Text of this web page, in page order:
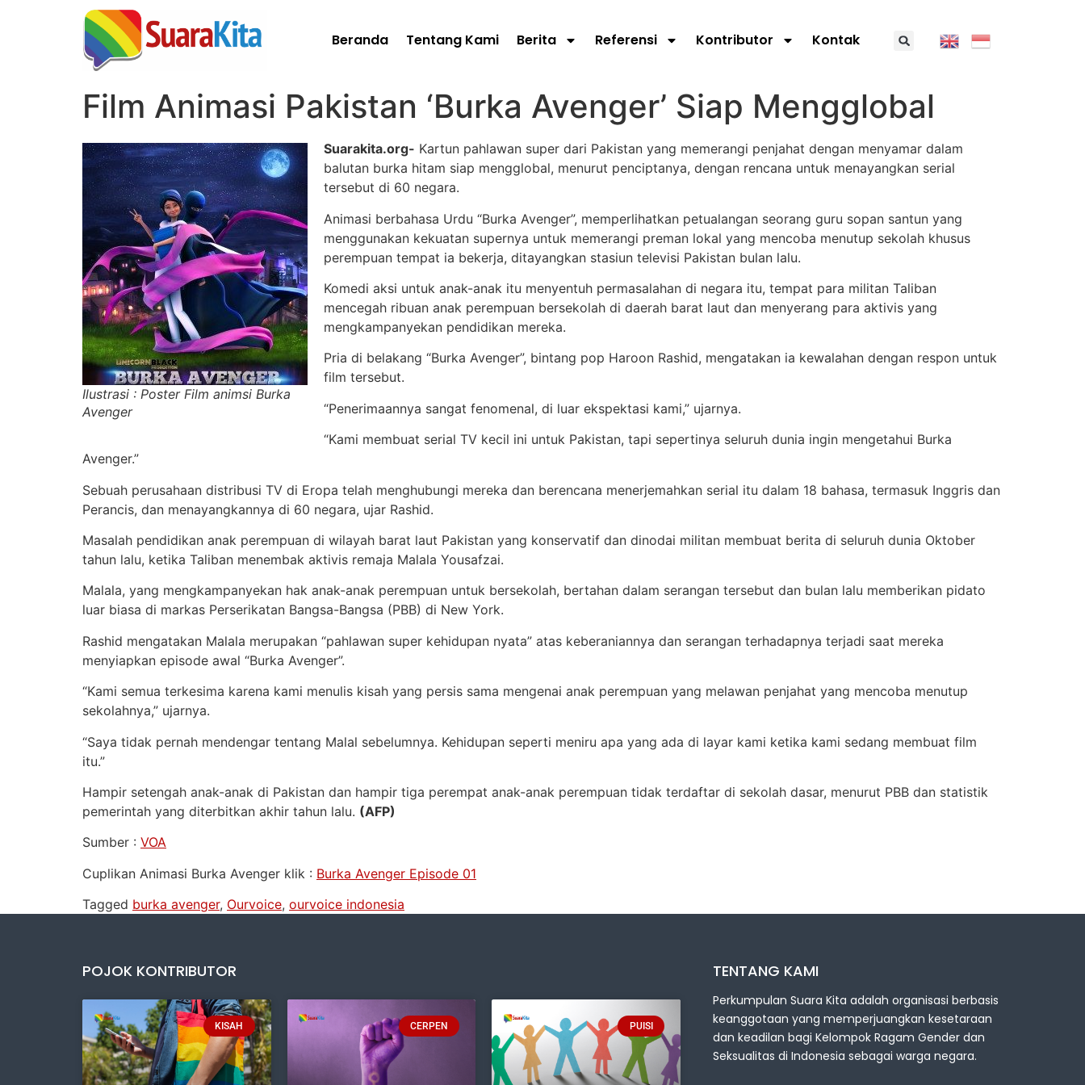
Beranda Tentang Kami Berita Referensi Kontributor Kontak
Film Animasi Pakistan ‘Burka Avenger’ Siap Mengglobal
Ilustrasi : Poster Film animsi Burka
Avenger
Suarakita.org- Kartun pahlawan super dari Pakistan yang memerangi penjahat dengan menyamar dalam
balutan burka hitam siap mengglobal, menurut penciptanya, dengan rencana untuk menayangkan serial
tersebut di 60 negara.
Animasi berbahasa Urdu “Burka Avenger”, memperlihatkan petualangan seorang guru sopan santun yang
menggunakan kekuatan supernya untuk memerangi preman lokal yang mencoba menutup sekolah khusus
perempuan tempat ia bekerja, ditayangkan stasiun televisi Pakistan bulan lalu.
Komedi aksi untuk anak-anak itu menyentuh permasalahan di negara itu, tempat para militan Taliban
mencegah ribuan anak perempuan bersekolah di daerah barat laut dan menyerang para aktivis yang
mengkampanyekan pendidikan mereka.
Pria di belakang “Burka Avenger”, bintang pop Haroon Rashid, mengatakan ia kewalahan dengan respon untuk
film tersebut.
“Penerimaannya sangat fenomenal, di luar ekspektasi kami,” ujarnya.
“Kami membuat serial TV kecil ini untuk Pakistan, tapi sepertinya seluruh dunia ingin mengetahui Burka
Avenger.”
Sebuah perusahaan distribusi TV di Eropa telah menghubungi mereka dan berencana menerjemahkan serial itu dalam 18 bahasa, termasuk Inggris dan
Perancis, dan menayangkannya di 60 negara, ujar Rashid.
Masalah pendidikan anak perempuan di wilayah barat laut Pakistan yang konservatif dan dinodai militan membuat berita di seluruh dunia Oktober
tahun lalu, ketika Taliban menembak aktivis remaja Malala Yousafzai.
Malala, yang mengkampanyekan hak anak-anak perempuan untuk bersekolah, bertahan dalam serangan tersebut dan bulan lalu memberikan pidato
luar biasa di markas Perserikatan Bangsa-Bangsa (PBB) di New York.
Rashid mengatakan Malala merupakan “pahlawan super kehidupan nyata” atas keberaniannya dan serangan terhadapnya terjadi saat mereka
menyiapkan episode awal “Burka Avenger”.
“Kami semua terkesima karena kami menulis kisah yang persis sama mengenai anak perempuan yang melawan penjahat yang mencoba menutup
sekolahnya,” ujarnya.
“Saya tidak pernah mendengar tentang Malal sebelumnya. Kehidupan seperti meniru apa yang ada di layar kami ketika kami sedang membuat film
itu.”
Hampir setengah anak-anak di Pakistan dan hampir tiga perempat anak-anak perempuan tidak terdaftar di sekolah dasar, menurut PBB dan statistik
pemerintah yang diterbitkan akhir tahun lalu. (AFP)
Sumber : VOA
Cuplikan Animasi Burka Avenger klik : Burka Avenger Episode 01
Tagged burka avenger, Ourvoice, ourvoice indonesia
POJOK KONTRIBUTOR
KISAH CERPEN PUISI
TENTANG KAMI
Perkumpulan Suara Kita adalah organisasi berbasis
keanggotaan yang memperjuangkan kesetaraan
dan keadilan bagi Kelompok Ragam Gender dan
Seksualitas di Indonesia sebagai warga negara.